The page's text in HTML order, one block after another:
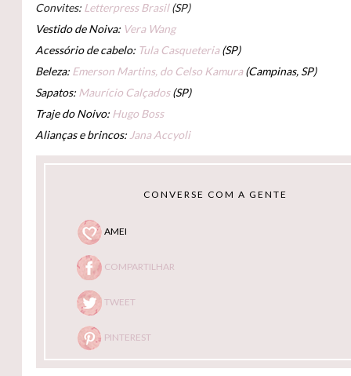
Convites: Letterpress Brasil(SP)
Vestido de Noiva: Vera Wang
Acessório de cabelo: Tula Casqueteria(SP)
Beleza: Emerson Martins, do Celso Kamura(Campinas, SP)
Sapatos: Maurício Calçados(SP)
Traje do Noivo: Hugo Boss
Alianças e brincos:Jana Accyoli
CONVERSE COM A GENTE
AMEI
COMPARTILHAR
TWEET
PINTEREST